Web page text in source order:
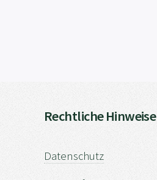
Rechtliche Hinweise
Datenschutz